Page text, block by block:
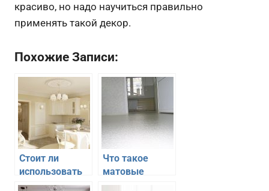
красиво, но надо научиться правильно
применять такой декор.
Похожие Записи:
Стоит ли
использовать
цвет слоновой
Что такое
матовые
наливные полы